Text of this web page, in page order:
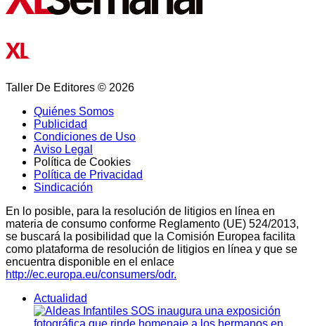
Taller De Editores © 2026
Quiénes Somos
Publicidad
Condiciones de Uso
Aviso Legal
Política de Cookies
Política de Privacidad
Sindicación
En lo posible, para la resolución de litigios en línea en
materia de consumo conforme Reglamento (UE) 524/2013,
se buscará la posibilidad que la Comisión Europea facilita
como plataforma de resolución de litigios en línea y que se
encuentra disponible en el enlace
http://ec.europa.eu/consumers/odr.
Actualidad